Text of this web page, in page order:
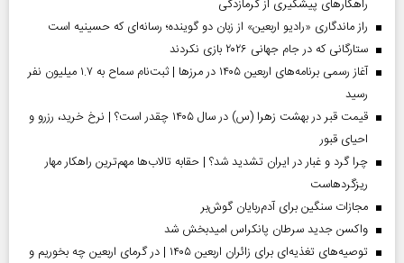
راهکارهای پیشگیری از گرمازدگی
راز ماندگاری «رادیو اربعین» از زبان دو گوینده؛ رسانه‌ای که حسینیه است
ستارگانی که در جام جهانی ۲۰۲۶ بازی نکردند
آغاز رسمی برنامه‌های اربعین ۱۴۰۵ در مرز‌ها | ثبت‌نام سماح به ۱.۷ میلیون نفر
رسید
قیمت قبر در بهشت زهرا (س) در سال ۱۴۰۵ چقدر است؟ | نرخ خرید، رزرو و
احیای قبور
چرا گرد و غبار در ایران تشدید شد؟ | حقابه تالاب‌ها مهم‌ترین راهکار مهار
ریزگردهاست
مجازات سنگین برای آدم‌ربایان گوش‌بر
واکسن جدید سرطان پانکراس امیدبخش شد
توصیه‌های تغذیه‌ای برای زائران اربعین ۱۴۰۵ | در گرمای اربعین چه بخوریم و